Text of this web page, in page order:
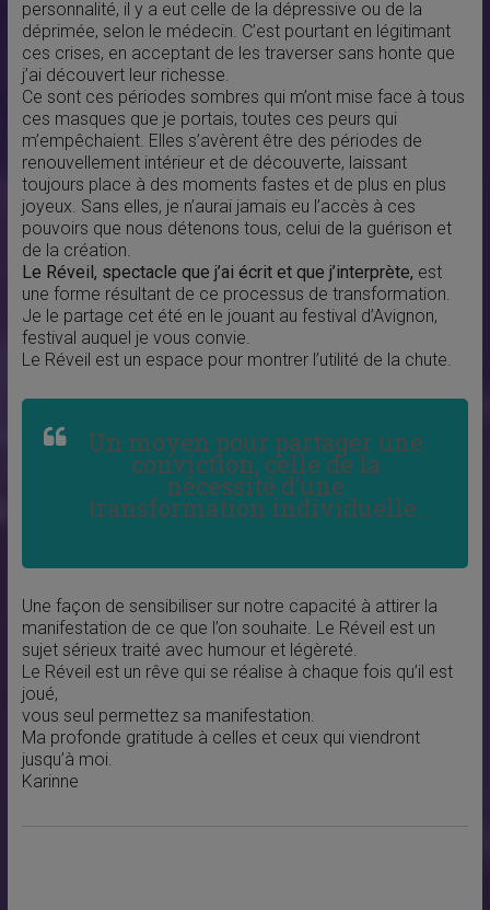
personnalité, il y a eut celle de la dépressive ou de la
déprimée, selon le médecin. C’est pourtant en légitimant
ces crises, en acceptant de les traverser sans honte que
j’ai découvert leur richesse.
Ce sont ces périodes sombres qui m’ont mise face à tous
ces masques que je portais, toutes ces peurs qui
m’empêchaient. Elles s’avèrent être des périodes de
renouvellement intérieur et de découverte, laissant
toujours place à des moments fastes et de plus en plus
joyeux. Sans elles, je n’aurai jamais eu l’accès à ces
pouvoirs que nous détenons tous, celui de la guérison et
de la création.
Le Réveil, spectacle que j’ai écrit et que j’interprète, est
une forme résultant de ce processus de transformation.
Je le partage cet été en le jouant au festival d’Avignon,
festival auquel je vous convie.
Le Réveil est un espace pour montrer l’utilité de la chute.
Un moyen pour partager une
conviction, celle de la
nécessité d’une
transformation individuelle.
Une façon de sensibiliser sur notre capacité à attirer la
manifestation de ce que l’on souhaite. Le Réveil est un
sujet sérieux traité avec humour et légèreté.
Le Réveil est un rêve qui se réalise à chaque fois qu’il est
joué,
vous seul permettez sa manifestation.
Ma profonde gratitude à celles et ceux qui viendront
jusqu’à moi.
Karinne